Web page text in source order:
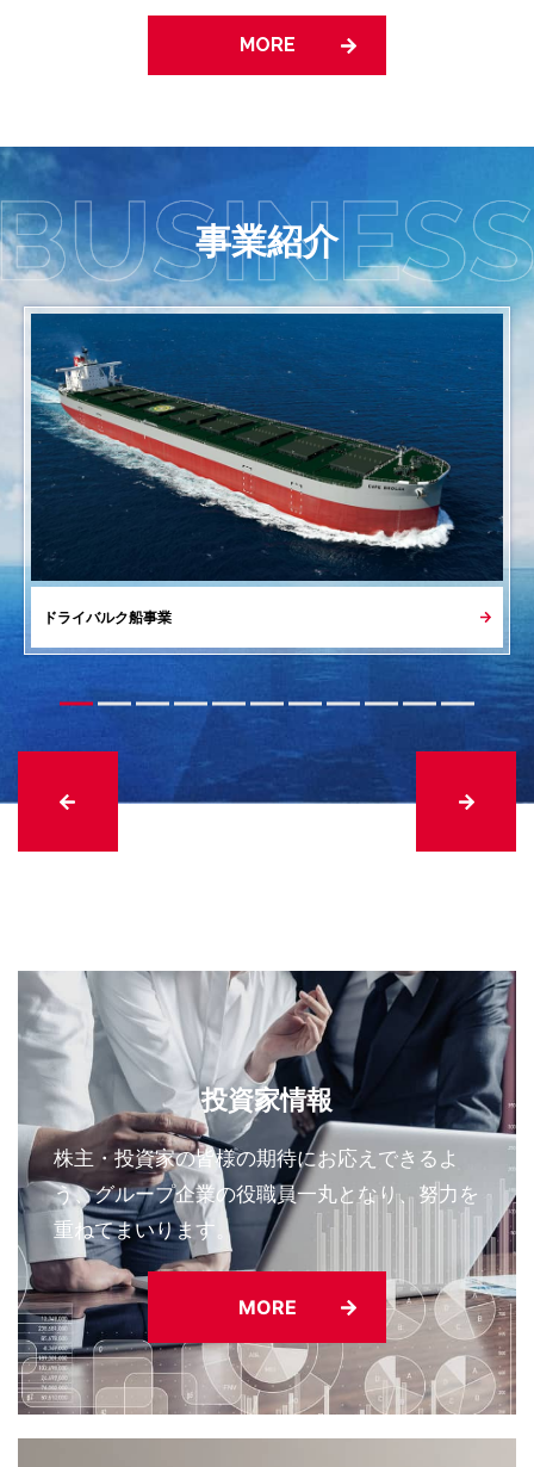
MORE
MORE
2026年08月04日 お知らせ
2027年3月期第2四半期決算発表は2026年11月4日15
時半以降に発表予定です
2026年08月04日
2027年3月期第1四半期決算を発表いたしました
適時開示
2027年３月期 第１四半期決算短信〔日本基準〕（連
結）
（385KB）
2026年08月04日
MORE
2026年08月07日
川崎汽船研修所、低引火点燃料船関連3講習で民間初
の国土交通省海事局認定を取得 ～代替燃料船の安全運
航を支える専門人材育成を推進～
2026年08月05日
「令和8年熊本地震」による被災地・被災者への支援に
ついて
2026年07月30日
「世界海洋デー」に合わせた世界一斉清掃活動の実施
ESG指数「FTSE4Good Index Series」「FTSE JPX
Blossom Japan Index」 「FTSE JPX Blossom Japan
援について
事業紹介
ドライバルク船事業
投資家情報
株主・投資家の皆様の期待にお応えできるよ
う、グループ企業の役職員一丸となり、努力を
重ねてまいります。
MORE